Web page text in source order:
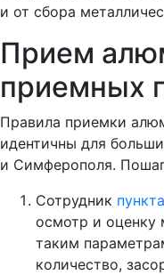
и от сбора
Прием
приемных
Правила приемки
идентичны для
и Симферополя.
Сотрудник
осмотр и оценку
таким
количество,